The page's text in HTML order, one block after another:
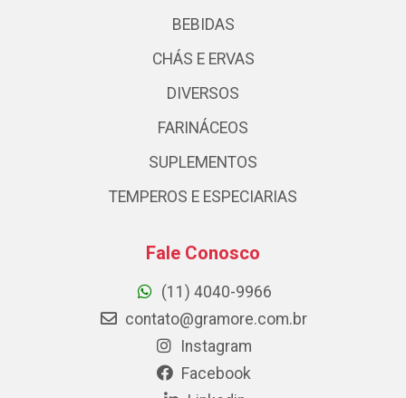
BEBIDAS
CHÁS E ERVAS
DIVERSOS
FARINÁCEOS
SUPLEMENTOS
TEMPEROS E ESPECIARIAS
Fale Conosco
(11) 4040-9966
contato@gramore.com.br
Instagram
Facebook